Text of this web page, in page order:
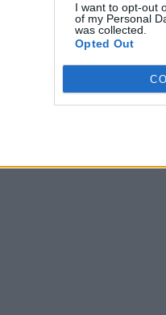
I want to opt-out
of my Personal
was collected.
Opted Out